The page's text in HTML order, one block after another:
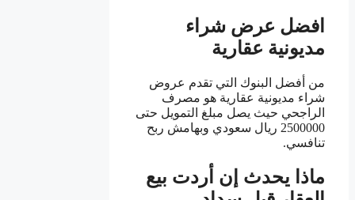
افضل عرض شراء
مديونية عقارية
من أفضل البنوك التي تقدم عروض
شراء مديونية عقارية هو مصرف
الراجحي حيث يصل مبلغ التمويل حتى
2500000 ريال سعودي وبهامش ربح
تنافسي.
ماذا يحدث إن أردت بيع